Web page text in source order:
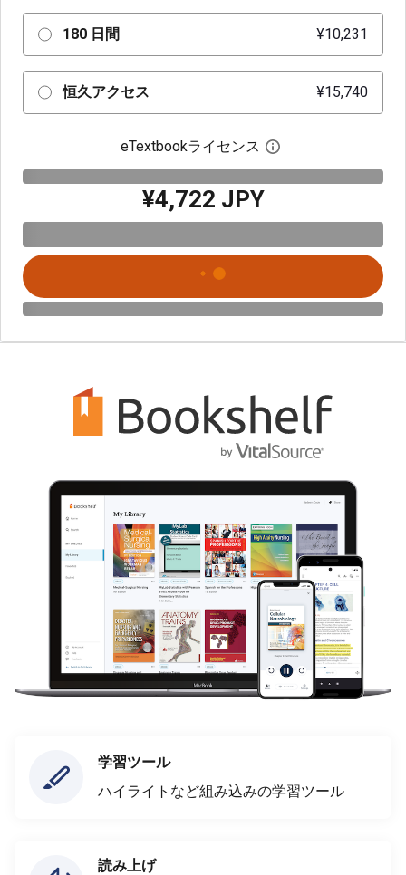
180 日間 ¥10,231
恒久アクセス ¥15,740
eTextbookライセンス デジタルライセン
¥4,722 JPY
学習ツール
ハイライトなど組み込みの学習ツール
読み上げ